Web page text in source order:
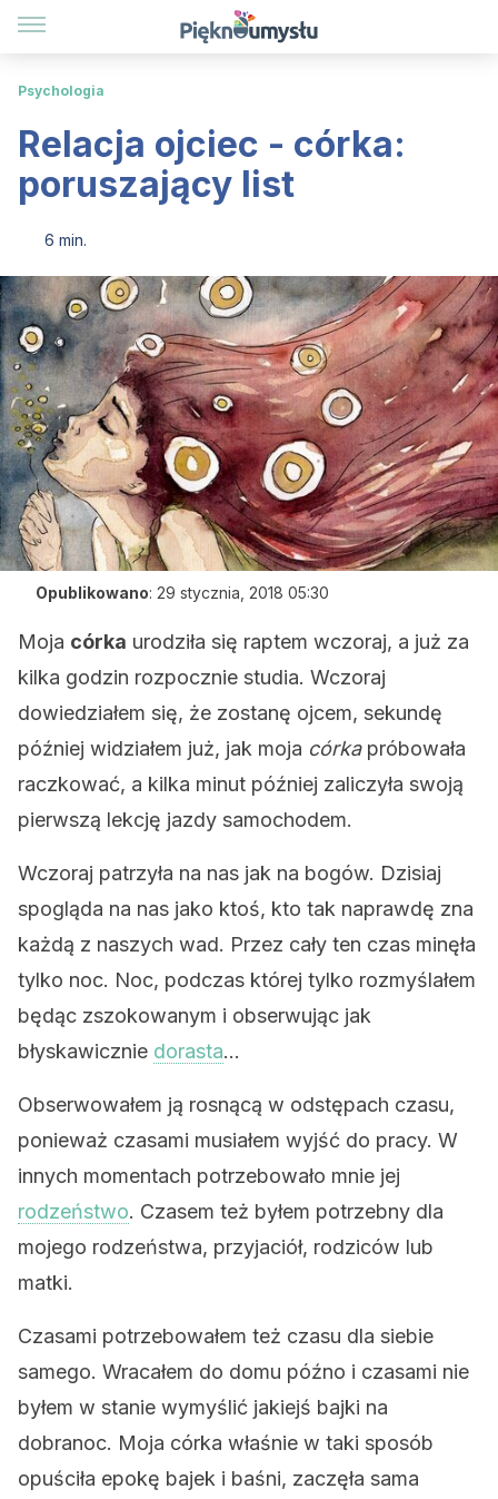
Psychologia
Relacja ojciec - córka:
poruszający list
6 min.
Opublikowano: 29 stycznia, 2018 05:30
Moja córka urodziła się raptem wczoraj, a już za
kilka godzin rozpocznie studia. Wczoraj
dowiedziałem się, że zostanę ojcem, sekundę
później widziałem już, jak moja córkapróbowała
raczkować, a kilka minut później zaliczyła swoją
pierwszą lekcję jazdy samochodem.
Wczoraj patrzyła na nas jak na bogów. Dzisiaj
spogląda na nas jako ktoś, kto tak naprawdę zna
każdą z naszych wad. Przez cały ten czas minęła
tylko noc. Noc, podczas której tylko rozmyślałem
będąc zszokowanym i obserwując jak
błyskawicznie dorasta…
Obserwowałem ją rosnącą w odstępach czasu,
ponieważ czasami musiałem wyjść do pracy. W
innych momentach potrzebowało mnie jej
rodzeństwo. Czasem też byłem potrzebny dla
mojego rodzeństwa, przyjaciół, rodziców lub
matki.
Czasami potrzebowałem też czasu dla siebie
samego. Wracałem do domu późno i czasami nie
byłem w stanie wymyślić jakiejś bajki na
dobranoc. Moja córka właśnie w taki sposób
opuściła epokę bajek i baśni, zaczęła sama